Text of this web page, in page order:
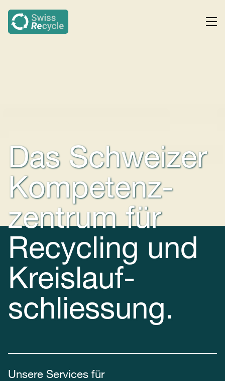
Das Schweizer
Kompetenz­
zentrum für
Recycling und
Kreis­lauf­
schliessung.
Unsere Services für